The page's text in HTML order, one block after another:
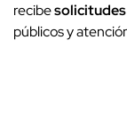
recibe
públicos y